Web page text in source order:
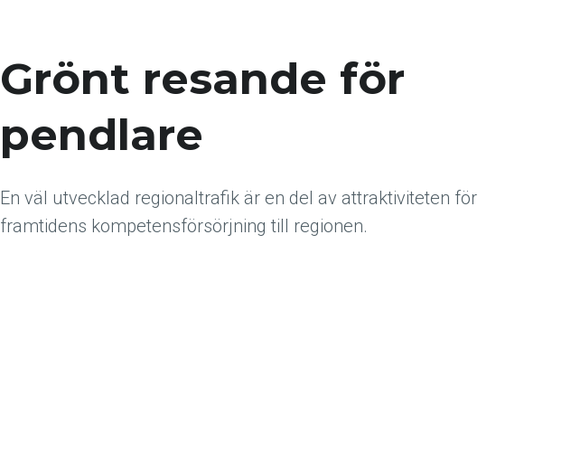
Grönt resande för
pendlare
En väl utvecklad regionaltrafik är en del av attraktiviteten för
framtidens kompetensförsörjning till regionen.